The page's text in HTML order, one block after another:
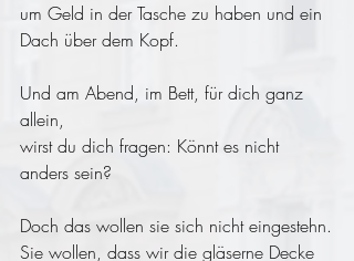
um Geld in der Tasche zu haben und ein
Dach über dem Kopf.
Und am Abend, im Bett, für dich ganz
allein,
wirst du dich fragen: Könnt es nicht
anders sein?
Doch das wollen sie sich nicht eingestehn.
Sie wollen, dass wir die gläserne Decke